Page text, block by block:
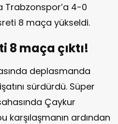
Trabzonspor’a 4-0
8 maça yükseldi.
8 maça çıktı!
deplasmanda
sürdürdü. Süper
Çaykur
karşılaşmanın ardından